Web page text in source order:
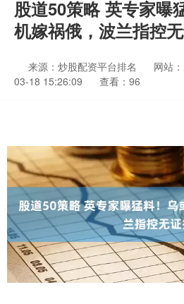
股道50策略 英专家曝
机嫁祸俄，波兰指控
来源：炒股配资平台排名 网站
03-18 15:26:09
查看：96